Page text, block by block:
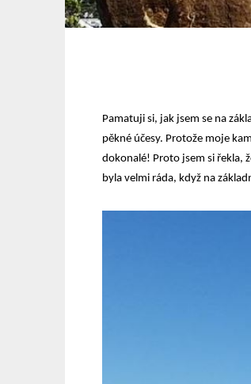
Pamatuji si, jak jsem se na
pěkné účesy. Protože moje
dokonalé! Proto jsem si řekla,
byla velmi ráda, když na